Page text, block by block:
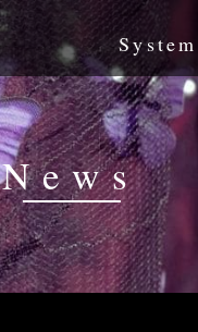
System
News